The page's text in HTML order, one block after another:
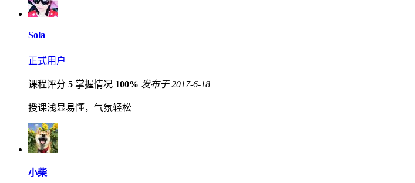
Sola
正式用户
课程评分 5 掌握情况 100% 发布于 2017-6-18
授课浅显易懂，气氛轻松
小柴